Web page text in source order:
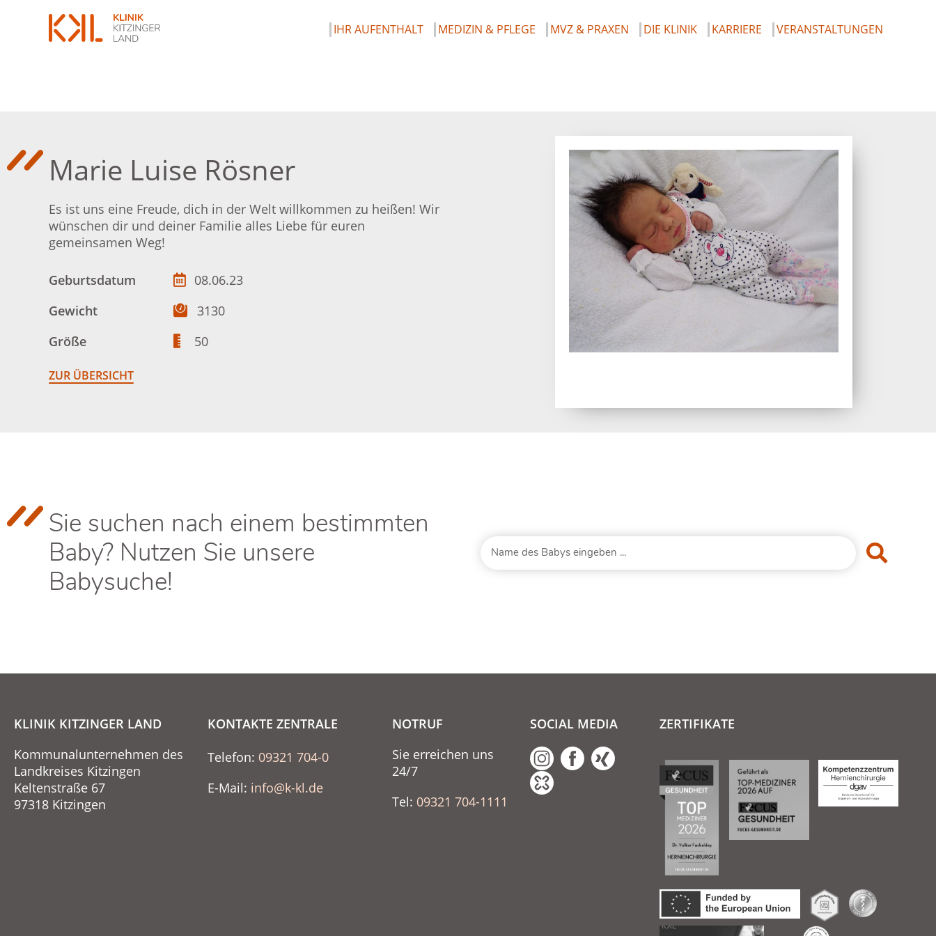
IHR AUFENTHALT MEDIZIN & PFLEGE MVZ & PRAXEN DIE KLINIK KARRIERE VERANSTALTUNGEN
Marie Luise Rösner
Es ist uns eine Freude, dich in der Welt willkommen zu heißen! Wir
wünschen dir und deiner Familie alles Liebe für euren
gemeinsamen Weg!
Geburtsdatum
08.06.23
Gewicht
3130
Größe
50
ZUR ÜBERSICHT
Sie suchen nach einem bestimmten
Baby? Nutzen Sie unsere
Babysuche!
KLINIK KITZINGER LAND
Kommunalunternehmen des
Landkreises Kitzingen
Keltenstraße 67
97318 Kitzingen
KONTAKTE ZENTRALE
Telefon: 09321 704-0
E-Mail: info@k-kl.de
NOTRUF
Sie erreichen uns
24/7
Tel: 09321 704-1111
SOCIAL MEDIA ZERTIFIKATE